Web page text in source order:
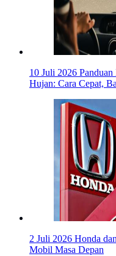
10 Juli 2026
Hujan: Cara Cepat,
2 Juli 2026 Honda
Mobil Masa Depan